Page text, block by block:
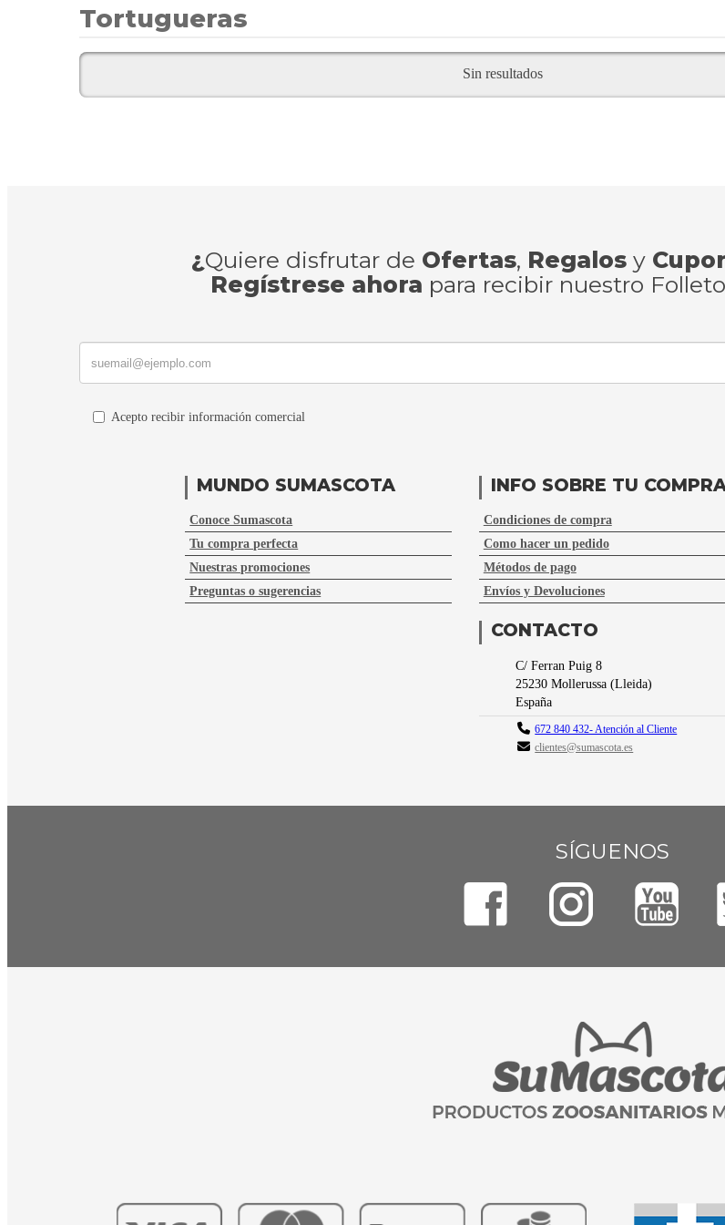
Tortugueras
Sin resultados
¿Quiere disfrutar de Ofertas, Regalosy
Regístrese ahora para recibir nuestro
Acepto recibir información comercial
MUNDO SUMASCOTA
Conoce Sumascota
Tu compra perfecta
Nuestras promociones
Preguntas o sugerencias
INFO SOBRE TU
Condiciones de compra
Como hacer un pedido
Métodos de pago
Envíos y Devoluciones
CONTACTO
C/ Ferran Puig 8
25230 Mollerussa(Lleida)
España
672 840 432- Atención al Cliente
clientes@sumascota.es
SÍGUENOS